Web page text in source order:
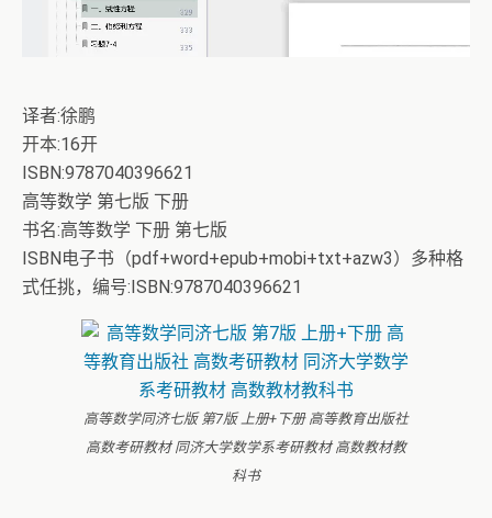
译者:徐鹏
开本:16开
ISBN:9787040396621
高等数学 第七版 下册
书名:高等数学 下册 第七版
ISBN电子书（pdf+word+epub+mobi+txt+azw3）多种格
式任挑，编号:ISBN:9787040396621
高等数学同济七版 第7版 上册+下册 高等教育出版社
高数考研教材 同济大学数学系考研教材 高数教材教
科书